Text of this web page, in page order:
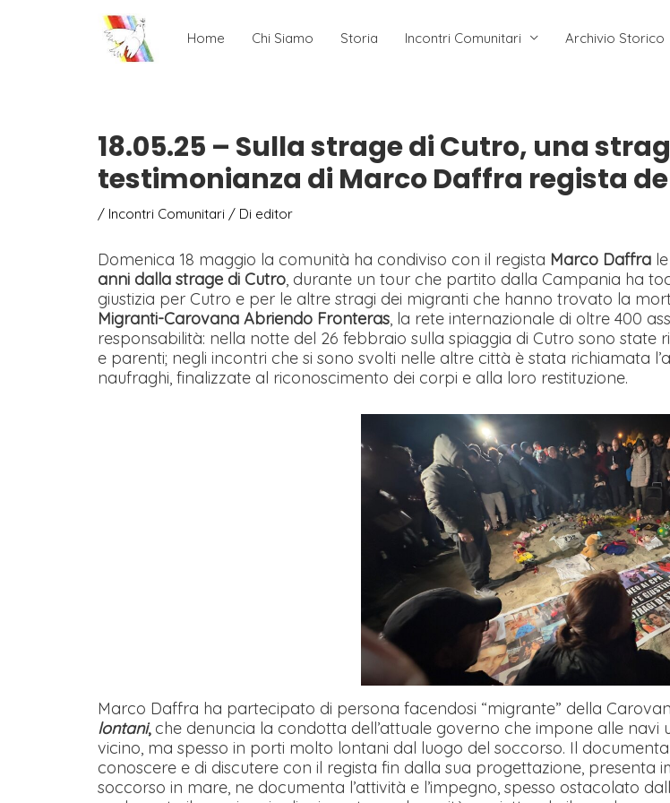
Home Chi Siamo Storia Incontri Comunitari Archivio Storico
18.05.25 – Sulla strage di Cutro, una
testimonianza di Marco Daffra regista
/ Incontri Comunitari/ Di editor
Domenica 18 maggio la comunità ha condiviso con il regista Marco Daffrale
anni dalla strage di Cutro, durante un tour che partito dalla Campania ha
giustizia per Cutro e per le altre stragi dei migranti che hanno trovato la
Migranti-Carovana Abriendo Fronteras, la rete internazionale di oltre 400
responsabilità: nella notte del 26 febbraio sulla spiaggia di Cutro sono
e parenti; negli incontri che si sono svolti nelle altre città è stata richiamata
naufraghi, finalizzate al riconoscimento dei corpi e alla loro restituzione.
Marco Daffra ha partecipato di persona facendosi “migrante” della
lontani,che denuncia la condotta dell’attuale governo che impone alle
vicino, ma spesso in porti molto lontani dal luogo del soccorso. Il
conoscere e di discutere con il regista fin dalla sua progettazione,
soccorso in mare, ne documenta l’attività e l’impegno, spesso ostacolato